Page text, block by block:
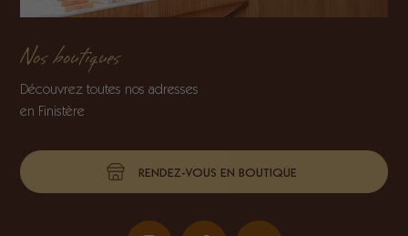
Nos boutiques
Découvrez toutes nos adresses
en Finistère
RENDEZ-VOUS EN BOUTIQUE